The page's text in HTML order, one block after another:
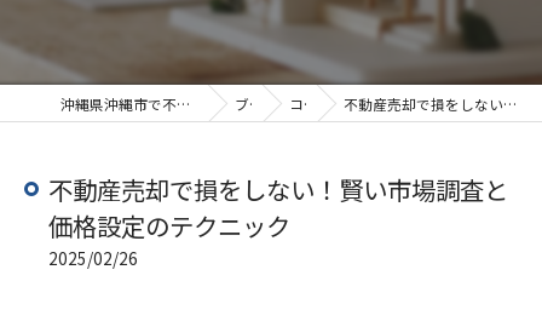
沖縄県沖縄市で不動産売却なら合同会社MYK不動産 ブログ コラム 不動産売却で損をしない！賢い市場調査と価格設定のテクニック
不動産売却で損をしない！賢い市場調査と
価格設定のテクニック
2025/02/26